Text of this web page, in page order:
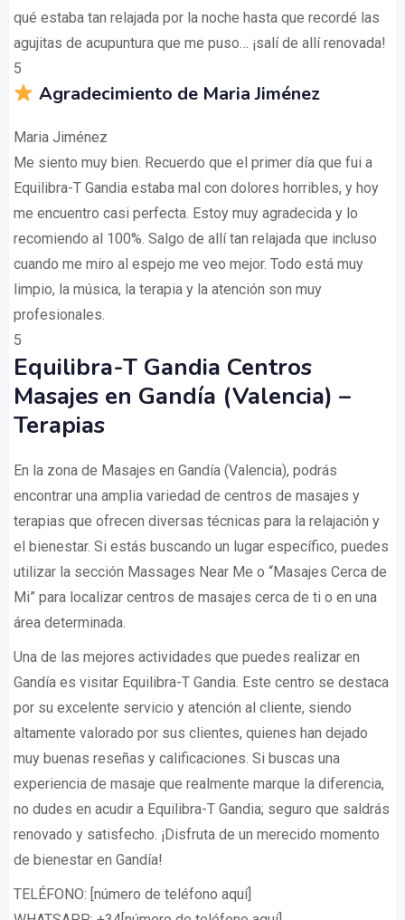
qué estaba tan relajada por la noche hasta que recordé las
agujitas de acupuntura que me puso… ¡salí de allí renovada!
5
Agradecimiento de Maria Jiménez
Maria Jiménez
Me siento muy bien. Recuerdo que el primer día que fui a
Equilibra-T Gandia estaba mal con dolores horribles, y hoy
me encuentro casi perfecta. Estoy muy agradecida y lo
recomiendo al 100%. Salgo de allí tan relajada que incluso
cuando me miro al espejo me veo mejor. Todo está muy
limpio, la música, la terapia y la atención son muy
profesionales.
5
Equilibra-T Gandia Centros
Masajes en Gandía (Valencia) –
Terapias
En la zona de Masajes en Gandía (Valencia), podrás
encontrar una amplia variedad de centros de masajes y
terapias que ofrecen diversas técnicas para la relajación y
el bienestar. Si estás buscando un lugar específico, puedes
utilizar la sección Massages Near Me o “Masajes Cerca de
Mi” para localizar centros de masajes cerca de ti o en una
área determinada.
Una de las mejores actividades que puedes realizar en
Gandía es visitar Equilibra-T Gandia. Este centro se destaca
por su excelente servicio y atención al cliente, siendo
altamente valorado por sus clientes, quienes han dejado
muy buenas reseñas y calificaciones. Si buscas una
experiencia de masaje que realmente marque la diferencia,
no dudes en acudir a Equilibra-T Gandia; seguro que saldrás
renovado y satisfecho. ¡Disfruta de un merecido momento
de bienestar en Gandía!
TELÉFONO: [número de teléfono aquí]